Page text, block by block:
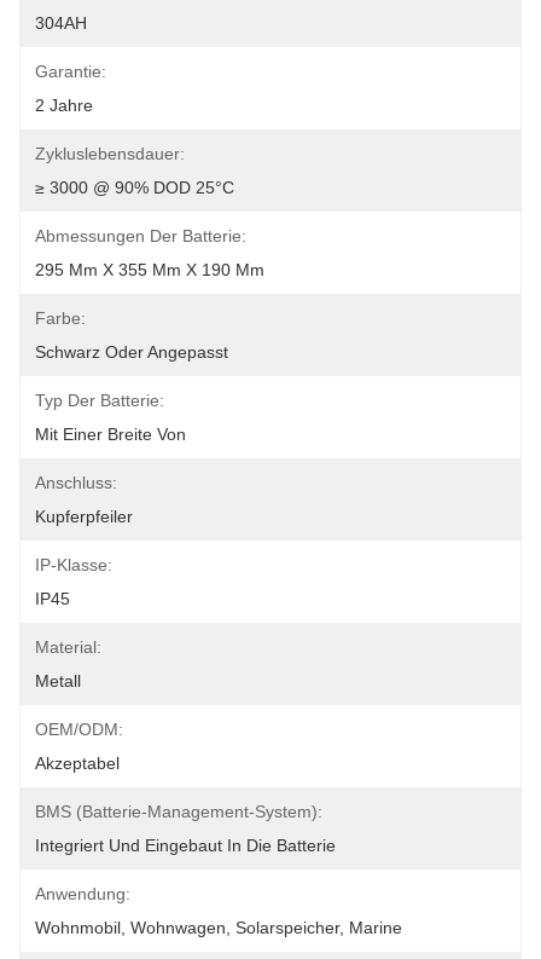
304AH
Garantie:
2 Jahre
Zykluslebensdauer:
≥ 3000 @ 90% DOD 25°C
Abmessungen Der Batterie:
295 Mm X 355 Mm X 190 Mm
Farbe:
Schwarz Oder Angepasst
Typ Der Batterie:
Mit Einer Breite Von
Anschluss:
Kupferpfeiler
IP-Klasse:
IP45
Material:
Metall
OEM/ODM:
Akzeptabel
BMS (Batterie-Management-System):
Integriert Und Eingebaut In Die Batterie
Anwendung:
Wohnmobil, Wohnwagen, Solarspeicher, Marine